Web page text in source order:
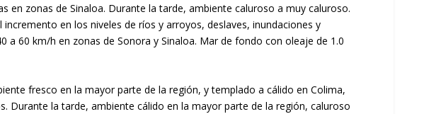
en zonas de Sinaloa. Durante la tarde, ambiente caluroso a muy caluroso.
en los niveles de ríos y arroyos, deslaves, inundaciones y
60 km/h en zonas de Sonora y Sinaloa. Mar de fondo con oleaje de 1.0
fresco en la mayor parte de la región, y templado a cálido en Colima,
Durante la tarde, ambiente cálido en la mayor parte de la región, caluroso